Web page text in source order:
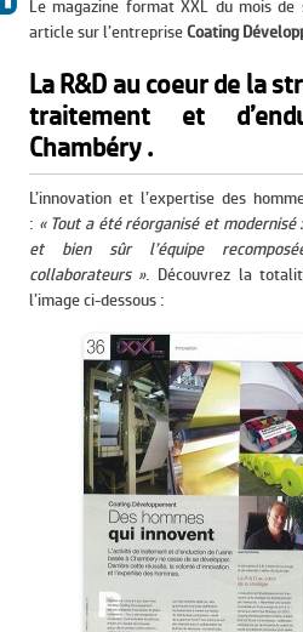
Le magazine format XXL du mois
article sur l’entrepriseCoating
La R&D au coeur de la
traitement et
Chambéry .
L’innovation et l’expertise des
: « Tout a été réorganisé et
et bien sûr l’équipe
collaborateurs ». Découvrez la
l’image ci-dessous :